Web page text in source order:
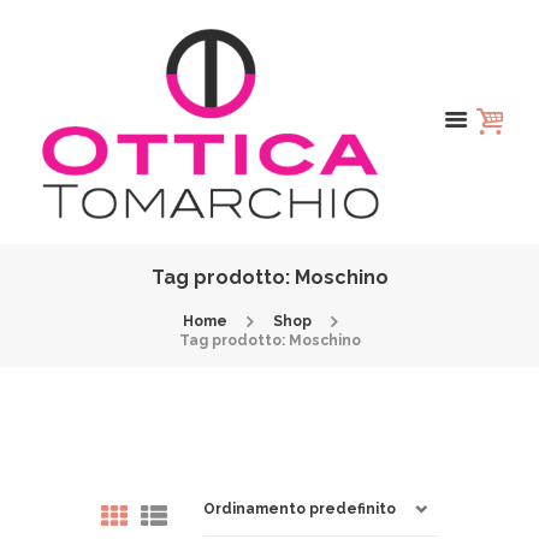
Tag prodotto: Moschino
Home
Shop
Tag prodotto: Moschino